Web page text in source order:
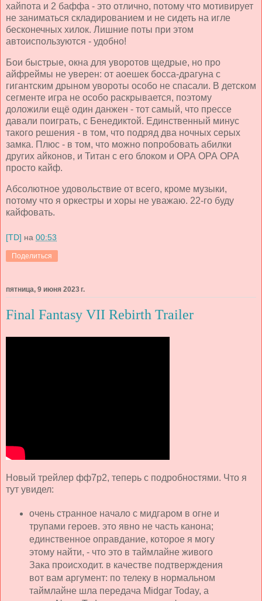
хайпота и 2 баффа - это отлично, потому что мотивирует
не заниматься складированием и не сидеть на игле
бесконечных хилок. Лишние поты при этом
автоиспользуются - удобно!
Бои быстрые, окна для уворотов щедрые, но про
айфреймы не уверен: от аоешек босса-драгуна с
гигантским дрыном увороты особо не спасали. В детском
сегменте игра не особо раскрывается, поэтому
доложили ещё один данжен - тот самый, что прессе
давали поиграть, с Бенедиктой. Единственный минус
такого решения - в том, что подряд два ночных серых
замка. Плюс - в том, что можно попробовать абилки
других айконов, и Титан с его блоком и ОРА ОРА ОРА
просто кайф.
Абсолютное удовольствие от всего, кроме музыки,
потому что я оркестры и хоры не уважаю. 22-го буду
кайфовать.
[TD] на 00:53
Поделиться
пятница, 9 июня 2023 г.
Final Fantasy VII Rebirth Trailer
Новый трейлер фф7р2, теперь с подробностями. Что я
тут увидел:
очень странное начало с мидгаром в огне и
трупами героев. это явно не часть канона;
единственное оправдание, которое я могу
этому найти, - что это в таймлайне живого
Зака происходит. в качестве подтверждения
вот вам аргумент: по телеку в нормальном
таймлайне шла передача Midgar Today, а